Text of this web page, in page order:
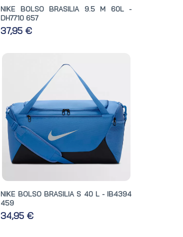
NIKE BOLSO BRASILIA 9.5 M 60L -
DH7710 657
37,95 €
NIKE BOLSO BRASILIA S 40 L - IB4394
459
34,95 €